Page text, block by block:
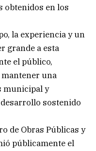
obtenidos en los
la experiencia y un
grande a esta
el público,
una
municipal y
sostenido
de Obras Públicas y
públicamente el